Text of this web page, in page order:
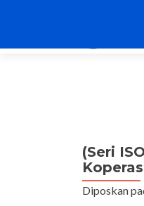
(Seri
Diposkan